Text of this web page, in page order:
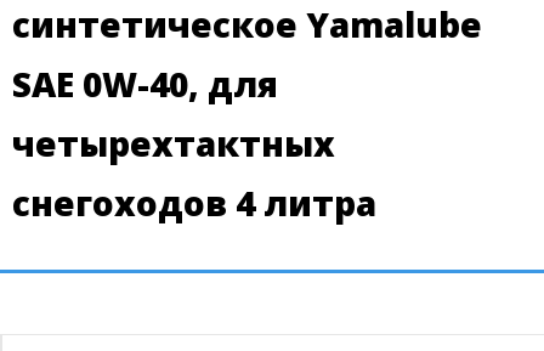
синтетическое Yamalube
SAE 0W-40, для
четырехтактных
снегоходов 4 литра